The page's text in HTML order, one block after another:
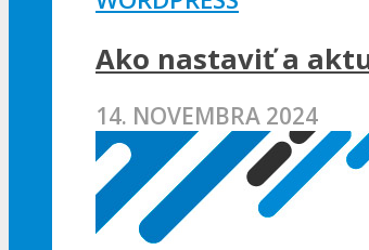
Ako nastaviť a
14. NOVEMBRA 2024